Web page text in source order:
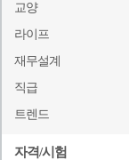
교양
라이프
재무설계
직급
트렌드
자격/시험